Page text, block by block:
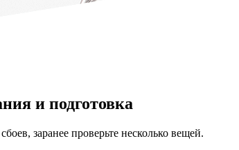
и подготовка
заранее проверьте несколько вещей.